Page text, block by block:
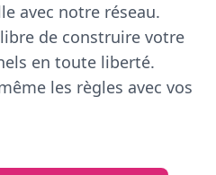
avec notre réseau.
de construire votre
en toute liberté.
les règles avec vos